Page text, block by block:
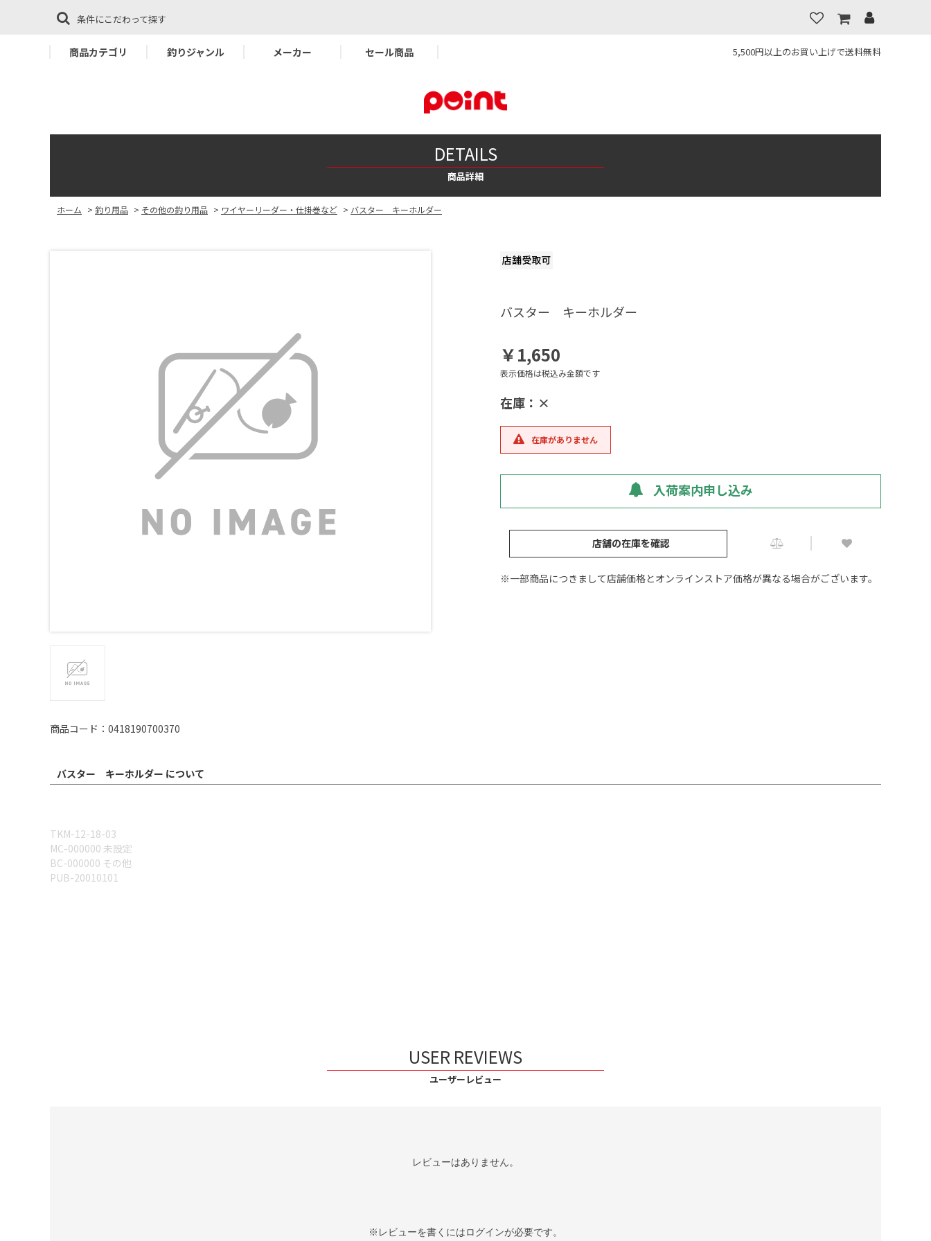
条件にこだわって探す
商品カテゴリ 釣りジャンル メーカー セール商品 5,500円以上のお買い上げで送料無料
DETAILS
商品詳細
ホーム > 釣り用品 > その他の釣り用品 > ワイヤーリーダー・仕掛巻など > バスター キーホルダー
商品コード：0418190700370
バスター キーホルダー
￥1,650
表示価格は税込み金額です
在庫：×
在庫がありません
入荷案内申し込み
店舗の在庫を確認
※一部商品につきまして店舗価格とオンラインストア価格が異なる場合がございます。
バスター キーホルダー について
TKM-12-18-03
MC-000000 未設定
BC-000000 その他
PUB-20010101
USER REVIEWS
ユーザーレビュー
レビューはありません。
※レビューを書くにはログインが必要です。